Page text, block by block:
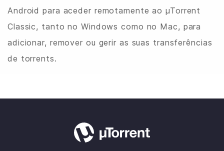
Android para aceder remotamente ao µTorrent
Classic, tanto no Windows como no Mac, para
adicionar, remover ou gerir as suas transferências
de torrents.